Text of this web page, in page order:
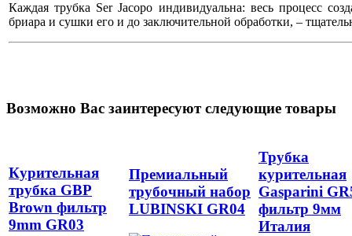
Каждая трубка Ser Jacopo индивидуальна: весь процесс
бриара и сушки его и до заключительной обработки, –
Возможно Вас заинтересуют следующие товары
Курительная
трубка GBP
Brown фильтр
9mm GR03
Премиальный
трубочный набор
LUBINSKI GR04
Трубка
курительная
Gasparini
фильтр 9мм
Италия